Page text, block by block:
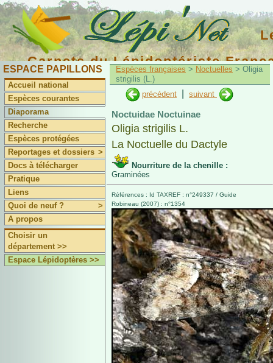
Carnets du Lépidoptériste
ESPACE PAPILLONS
Accueil national
Espèces courantes
Diaporama
Recherche
Espèces protégées
Reportages et dossiers >
Docs à télécharger
Pratique
Liens
Quoi de neuf ?
>
A propos
Choisir un
département >>
Espace Lépidoptères >>
Espèces françaises > Noctuelles > Oligia
strigilis (L.)
précédent
suivant
Noctuidae Noctuinae
Oligia strigilis L.
La Noctuelle du Dactyle
Nourriture de la chenille :
Graminées
Références : Id TAXREF : n°249337 / Guide
Robineau (2007) : n°1354